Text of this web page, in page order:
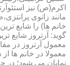
اکرم(ص) نیز
مانند زانوی
خانم ها) را شایع
گوید: آرتروز شایع
معمول آرتروز در
نمایان می شود؛ در